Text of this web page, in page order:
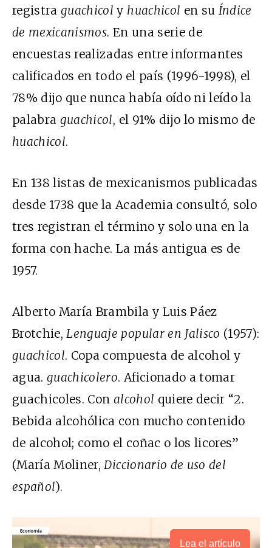
registraguachicol y huachicol en su Índice
de mexicanismos. En una serie de
encuestas realizadas entre informantes
calificados en todo el país (1996-1998), el
78% dijo que nunca había oído ni leído la
palabra guachicol, el 91% dijo lo mismo de
huachicol.
En 138 listas de mexicanismos publicadas
desde 1738 que la Academia consultó, solo
tres registran el término y solo una en la
forma con hache. La más antigua es de
1957.
Alberto María Brambila y Luis Páez
Brotchie,Lenguaje popular en Jalisco (1957):
guachicol. Copa compuesta de alcohol y
agua.guachicolero. Aficionado a tomar
guachicoles. Con alcohol quiere decir “2.
Bebida alcohólica con mucho contenido
de alcohol; como el coñac o los licores”
(María Moliner,Diccionario de uso del
español).
Lea el artículo